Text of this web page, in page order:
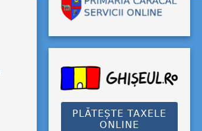
PLĂTEȘTE TAXELE
ONLINE